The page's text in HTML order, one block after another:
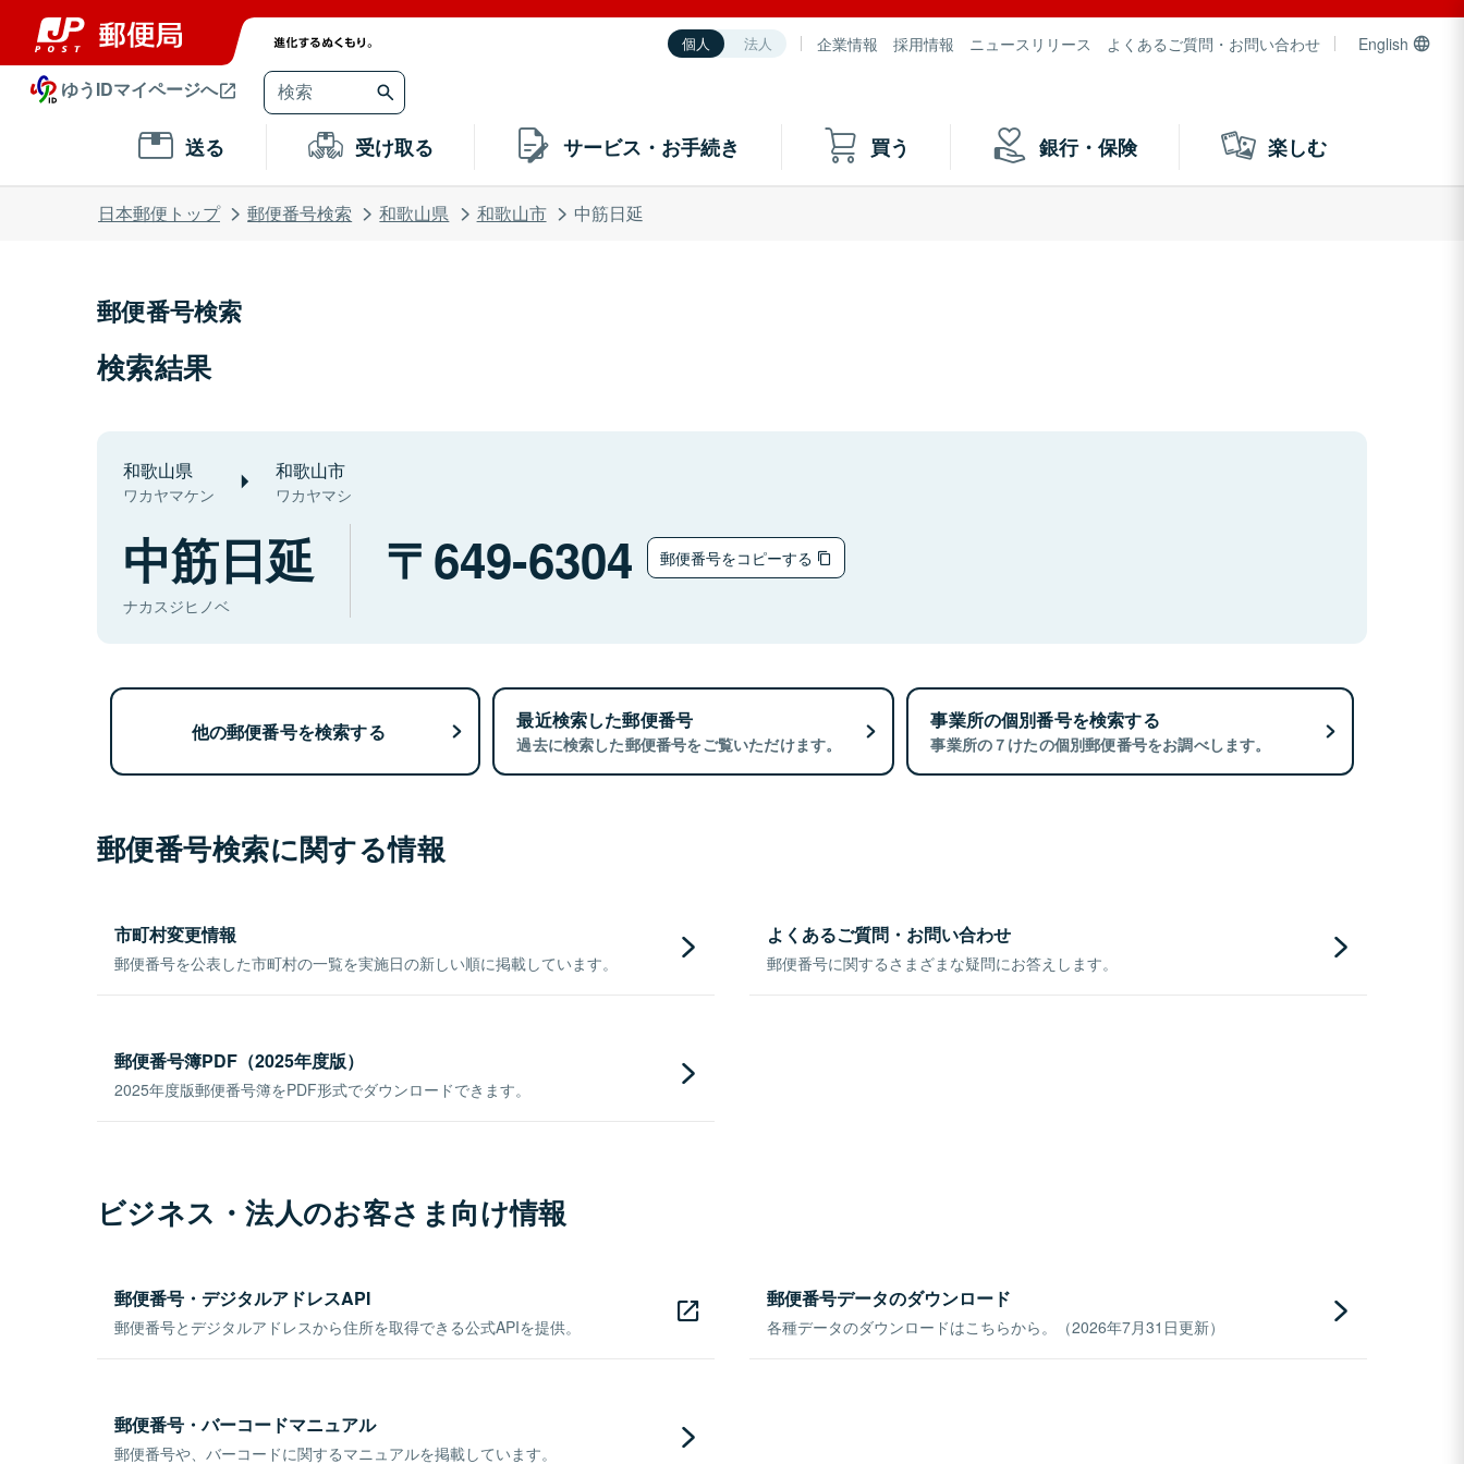
個人 法人 企業情報 採用情報 ニュースリリース よくあるご質問・お問い合わせ English
ゆうIDマイページへ
送る 受け取る サービス・お手続き 買う 銀行・保険 楽しむ
日本郵便トップ 郵便番号検索 和歌山県 和歌山市 中筋日延
郵便番号検索
検索結果
和歌山県
ワカヤマケン
和歌山市
ワカヤマシ
中筋日延
ナカスジヒノベ
649-6304 郵便番号をコピーする
他の郵便番号を検索する 最近検索した郵便番号
過去に検索した郵便番号をご覧いただけます。
事業所の個別番号を検索する
事業所の７けたの個別郵便番号をお調べします。
郵便番号検索に関する情報
市町村変更情報
郵便番号を公表した市町村の一覧を実施日の新しい順に掲載しています。
よくあるご質問・お問い合わせ
郵便番号に関するさまざまな疑問にお答えします。
郵便番号簿PDF（2025年度版）
2025年度版郵便番号簿をPDF形式でダウンロードできます。
ビジネス・法人のお客さま向け情報
郵便番号・デジタルアドレスAPI
郵便番号とデジタルアドレスから住所を取得できる公式APIを提供。
郵便番号データのダウンロード
各種データのダウンロードはこちらから。（2026年7月31日更新）
郵便番号・バーコードマニュアル
郵便番号や、バーコードに関するマニュアルを掲載しています。